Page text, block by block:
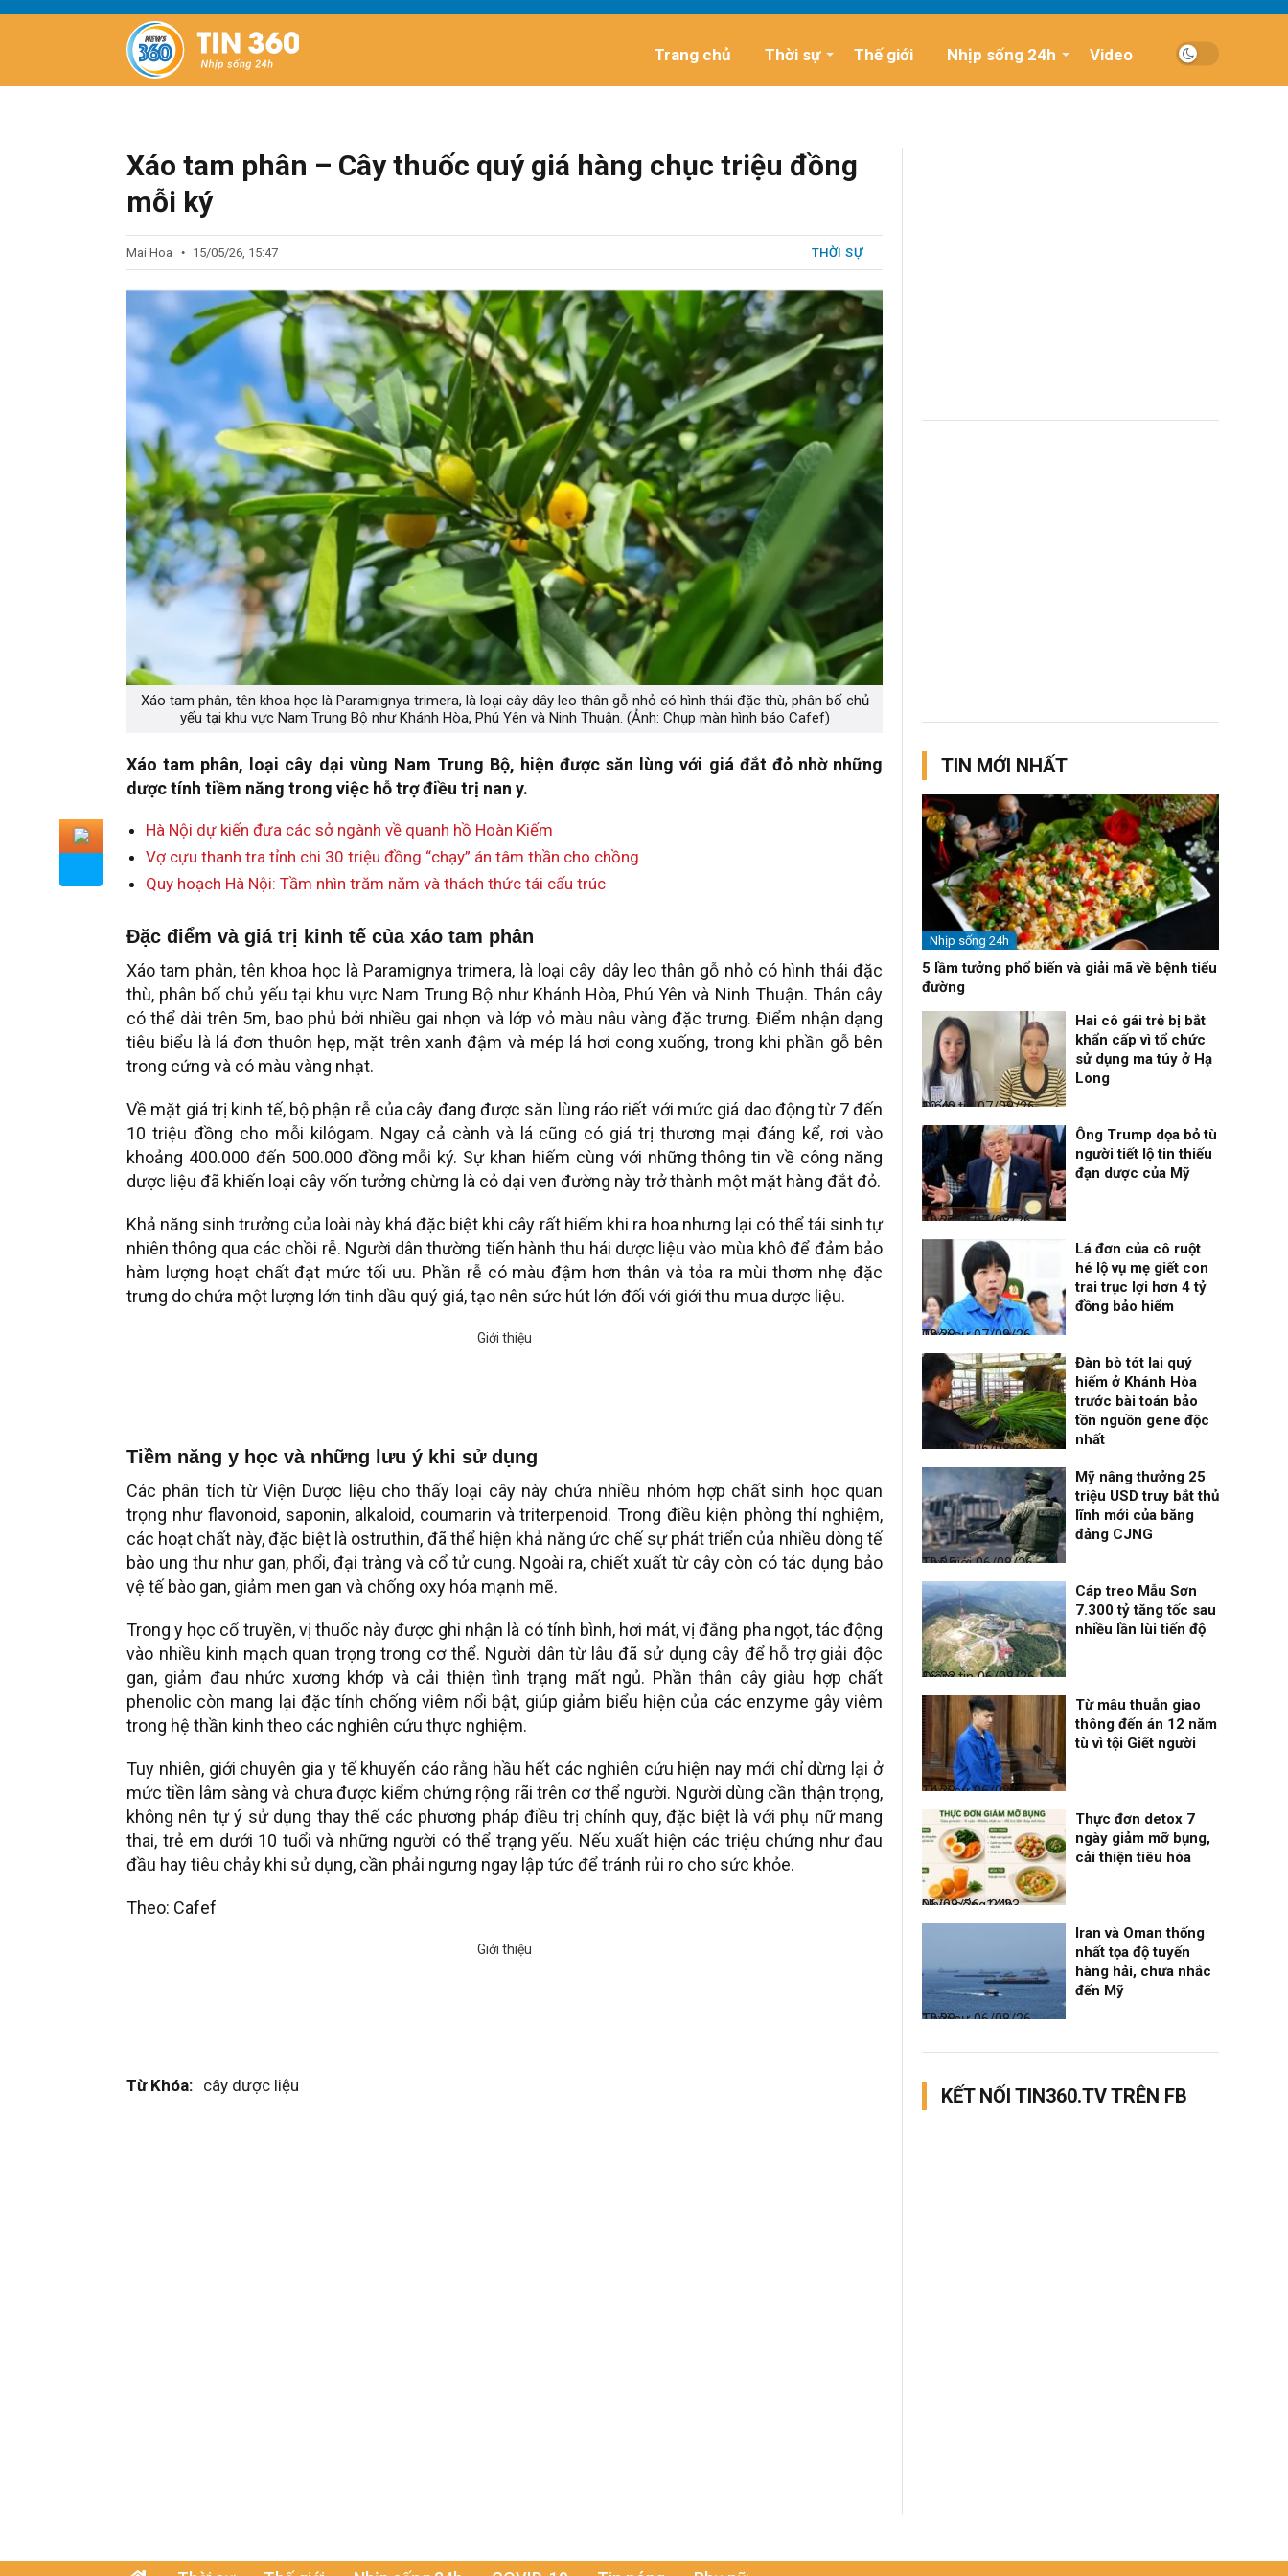
Trang chủ Thời sự Thế giới Nhịp sống 24h Video
Xáo tam phân – Cây thuốc quý giá hàng chục triệu đồng
mỗi ký
Mai Hoa 15/05/26, 15:47 THỜI SỰ
Xáo tam phân, tên khoa học là Paramignya trimera, là loại cây dây leo thân gỗ nhỏ có hình thái đặc thù, phân bố chủ
yếu tại khu vực Nam Trung Bộ như Khánh Hòa, Phú Yên và Ninh Thuận. (Ảnh: Chụp màn hình báo Cafef)
Xáo tam phân, loại cây dại vùng Nam Trung Bộ, hiện được săn lùng với giá đắt đỏ nhờ những
dược tính tiềm năng trong việc hỗ trợ điều trị nan y.
Hà Nội dự kiến đưa các sở ngành về quanh hồ Hoàn Kiếm
Vợ cựu thanh tra tỉnh chi 30 triệu đồng “chạy” án tâm thần cho chồng
Quy hoạch Hà Nội: Tầm nhìn trăm năm và thách thức tái cấu trúc
Đặc điểm và giá trị kinh tế của xáo tam phân
Xáo tam phân, tên khoa học là Paramignya trimera, là loại cây dây leo thân gỗ nhỏ có hình thái đặc
thù, phân bố chủ yếu tại khu vực Nam Trung Bộ như Khánh Hòa, Phú Yên và Ninh Thuận. Thân cây
có thể dài trên 5m, bao phủ bởi nhiều gai nhọn và lớp vỏ màu nâu vàng đặc trưng. Điểm nhận dạng
tiêu biểu là lá đơn thuôn hẹp, mặt trên xanh đậm và mép lá hơi cong xuống, trong khi phần gỗ bên
trong cứng và có màu vàng nhạt.
Về mặt giá trị kinh tế, bộ phận rễ của cây đang được săn lùng ráo riết với mức giá dao động từ 7 đến
10 triệu đồng cho mỗi kilôgam. Ngay cả cành và lá cũng có giá trị thương mại đáng kể, rơi vào
khoảng 400.000 đến 500.000 đồng mỗi ký. Sự khan hiếm cùng với những thông tin về công năng
dược liệu đã khiến loại cây vốn tưởng chừng là cỏ dại ven đường này trở thành một mặt hàng đắt đỏ.
Khả năng sinh trưởng của loài này khá đặc biệt khi cây rất hiếm khi ra hoa nhưng lại có thể tái sinh tự
nhiên thông qua các chồi rễ. Người dân thường tiến hành thu hái dược liệu vào mùa khô để đảm bảo
hàm lượng hoạt chất đạt mức tối ưu. Phần rễ có màu đậm hơn thân và tỏa ra mùi thơm nhẹ đặc
trưng do chứa một lượng lớn tinh dầu quý giá, tạo nên sức hút lớn đối với giới thu mua dược liệu.
Tiềm năng y học và những lưu ý khi sử dụng
Các phân tích từ Viện Dược liệu cho thấy loại cây này chứa nhiều nhóm hợp chất sinh học quan
trọng như flavonoid, saponin, alkaloid, coumarin và triterpenoid. Trong điều kiện phòng thí nghiệm,
các hoạt chất này, đặc biệt là ostruthin, đã thể hiện khả năng ức chế sự phát triển của nhiều dòng tế
bào ung thư như gan, phổi, đại tràng và cổ tử cung. Ngoài ra, chiết xuất từ cây còn có tác dụng bảo
vệ tế bào gan, giảm men gan và chống oxy hóa mạnh mẽ.
Trong y học cổ truyền, vị thuốc này được ghi nhận là có tính bình, hơi mát, vị đắng pha ngọt, tác động
vào nhiều kinh mạch quan trọng trong cơ thể. Người dân từ lâu đã sử dụng cây để hỗ trợ giải độc
gan, giảm đau nhức xương khớp và cải thiện tình trạng mất ngủ. Phần thân cây giàu hợp chất
phenolic còn mang lại đặc tính chống viêm nổi bật, giúp giảm biểu hiện của các enzyme gây viêm
trong hệ thần kinh theo các nghiên cứu thực nghiệm.
Tuy nhiên, giới chuyên gia y tế khuyến cáo rằng hầu hết các nghiên cứu hiện nay mới chỉ dừng lại ở
mức tiền lâm sàng và chưa được kiểm chứng rộng rãi trên cơ thể người. Người dùng cần thận trọng,
không nên tự ý sử dụng thay thế các phương pháp điều trị chính quy, đặc biệt là với phụ nữ mang
thai, trẻ em dưới 10 tuổi và những người có thể trạng yếu. Nếu xuất hiện các triệu chứng như đau
đầu hay tiêu chảy khi sử dụng, cần phải ngưng ngay lập tức để tránh rủi ro cho sức khỏe.
Theo: Cafef
Từ Khóa: cây dược liệu
TIN MỚI NHẤT
Nhịp sống 24h
5 lầm tưởng phổ biến và giải mã về bệnh tiểu
đường
Điểm tin
07/08/26, 10:40
Hai cô gái trẻ bị bắt
khẩn cấp vì tổ chức
sử dụng ma túy ở Hạ
Long
Thời sự
07/08/26, 10:27
Ông Trump dọa bỏ tù
người tiết lộ tin thiếu
đạn dược của Mỹ
Thời sự
07/08/26, 08:38
Lá đơn của cô ruột
hé lộ vụ mẹ giết con
trai trục lợi hơn 4 tỷ
đồng bảo hiểm
Thời sự
06/08/26, 19:09
Đàn bò tót lai quý
hiếm ở Khánh Hòa
trước bài toán bảo
tồn nguồn gene độc
nhất
Thế giới
06/08/26, 19:05
Mỹ nâng thưởng 25
triệu USD truy bắt thủ
lĩnh mới của băng
đảng CJNG
Điểm tin
06/08/26, 16:23
Cáp treo Mẫu Sơn
7.300 tỷ tăng tốc sau
nhiều lần lùi tiến độ
Thời sự
06/08/26, 14:28
Từ mâu thuẫn giao
thông đến án 12 năm
tù vì tội Giết người
Nhịp sống 24h
06/08/26, 14:23
Thực đơn detox 7
ngày giảm mỡ bụng,
cải thiện tiêu hóa
Thời sự
06/08/26, 12:38
Iran và Oman thống
nhất tọa độ tuyến
hàng hải, chưa nhắc
đến Mỹ
KẾT NỐI TIN360.TV TRÊN FB